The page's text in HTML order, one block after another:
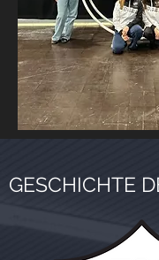
GESCHICHTE